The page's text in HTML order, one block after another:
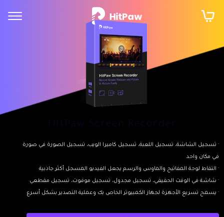
· تسجيل الشاشة، تسجيل اللعبة، تسجيل كاميرا الويب، تسجيل الصورة في صورة
في مكان واحد
· التقاط لوحة المفاتيح والماوس والرسم يجعل الفيديو المسجل أكثر جاذبية
· شاشة في الوقت الحقيقي، تسجيل مجدول، تسجيل موقوت، تسجيل مقطعي
· يسمح تسريع الأجهزة لجهاز الكمبيوتر الخاص بك وعملية التصدير بشكل أسرع